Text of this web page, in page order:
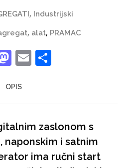
, Industrijski
, alat, PRAMAC
Mastodon
Email
OPIS
zaslonom s
naponskim i satnim
ima ručni start